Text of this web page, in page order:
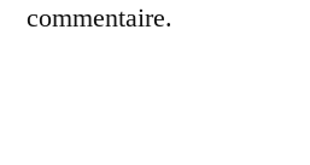
commentaire.